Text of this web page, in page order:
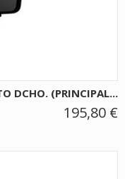
DCHO. (PRINCIPAL...
195,80 €